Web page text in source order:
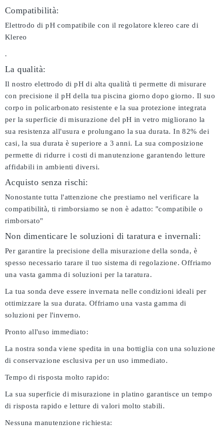
Compatibilità:
Elettrodo di pH compatibile con il regolatore klereo care di
Klereo
.
La qualità:
Il nostro elettrodo di pH di alta qualità ti permette di misurare
con precisione il pH della tua piscina giorno dopo giorno. Il suo
corpo in policarbonato resistente e la sua protezione integrata
per la superficie di misurazione del pH in vetro migliorano la
sua resistenza all'usura e prolungano la sua durata. In 82% dei
casi, la sua durata è superiore a 3 anni. La sua composizione
permette di ridurre i costi di manutenzione garantendo letture
affidabili in ambienti diversi.
Acquisto senza rischi:
Nonostante tutta l'attenzione che prestiamo nel verificare la
compatibilità, ti rimborsiamo se non è adatto: "compatibile o
rimborsato"
Non dimenticare le soluzioni di taratura e invernali:
Per garantire la precisione della misurazione della sonda, è
spesso necessario tarare il tuo sistema di regolazione. Offriamo
una vasta gamma di soluzioni per la taratura.
La tua sonda deve essere invernata nelle condizioni ideali per
ottimizzare la sua durata. Offriamo una vasta gamma di
soluzioni per l'inverno.
Pronto all'uso immediato:
La nostra sonda viene spedita in una bottiglia con una soluzione
di conservazione esclusiva per un uso immediato.
Tempo di risposta molto rapido:
La sua superficie di misurazione in platino garantisce un tempo
di risposta rapido e letture di valori molto stabili.
Nessuna manutenzione richiesta: